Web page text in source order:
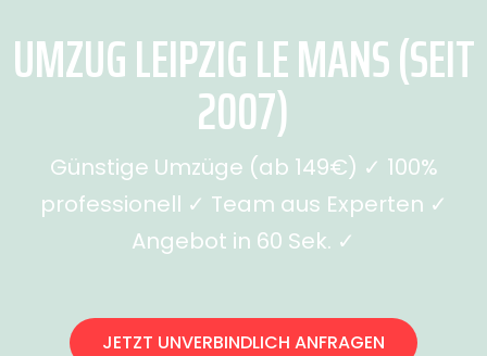
UMZUG LEIPZIG LE MANS (SEIT
2007)
Günstige Umzüge (ab 149€) ✓ 100%
professionell ✓ Team aus Experten ✓
Angebot in 60 Sek. ✓
JETZT UNVERBINDLICH ANFRAGEN